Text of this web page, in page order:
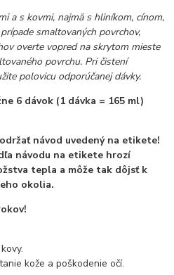
a s kovmi, najmä s hliníkom, cínom,
smaltovaných povrchov,
overte vopred na skrytom mieste
povrchu. Pri čistení
polovicu odporúčanej dávky.
6 dávok (1 dávka = 165 ml)
návod uvedený na etikete!
návodu na etikete hrozí
tepla a môže tak dôjsť k
okolia.
kože a poškodenie očí.